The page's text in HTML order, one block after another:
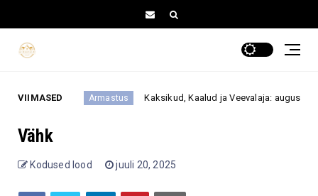
VIIMASED Armastus Kaksikud, Kaalud ja Veevalaja: august
Vähk
Kodused lood juuli 20, 2025